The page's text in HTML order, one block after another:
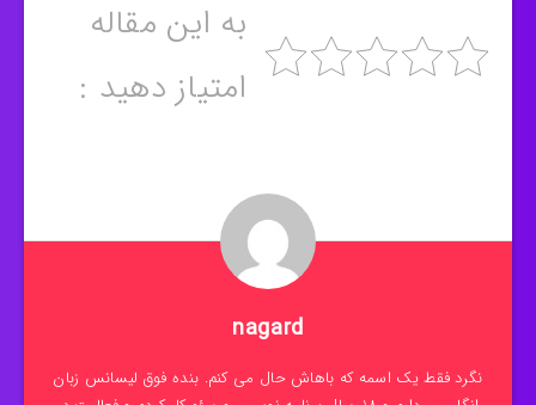
به این مقاله
امتیاز دهید :
nagard
نگرد فقط یک اسمه که باهاش حال می کنم. بنده فوق لیسانس زبان